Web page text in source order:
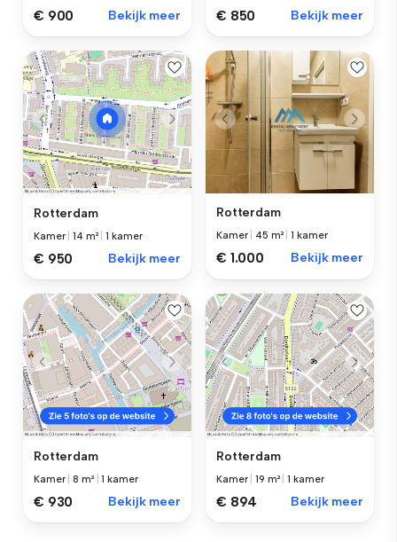
€ 900 Bekijk meer € 850 Bekijk meer
Rotterdam
Kamer |14 m² |1 kamer
€ 950 Bekijk meer
Rotterdam
Kamer 45 m² |1 kamer
€ 1.000 Bekijk meer
Rotterdam
Kamer |8 m² |1 kamer
€ 930 Bekijk meer
Rotterdam
Kamer |19 m² |1 kamer
€ 894 Bekijk meer